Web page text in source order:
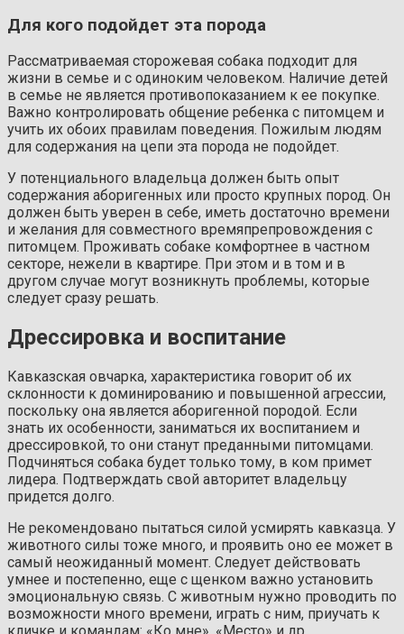
Для кого подойдет эта порода
Рассматриваемая сторожевая собака подходит для
жизни в семье и с одиноким человеком. Наличие детей
в семье не является противопоказанием к ее покупке.
Важно контролировать общение ребенка с питомцем и
учить их обоих правилам поведения. Пожилым людям
для содержания на цепи эта порода не подойдет.
У потенциального владельца должен быть опыт
содержания аборигенных или просто крупных пород. Он
должен быть уверен в себе, иметь достаточно времени
и желания для совместного времяпрепровождения с
питомцем. Проживать собаке комфортнее в частном
секторе, нежели в квартире. При этом и в том и в
другом случае могут возникнуть проблемы, которые
следует сразу решать.
Дрессировка и воспитание
Кавказская овчарка, характеристика говорит об их
склонности к доминированию и повышенной агрессии,
поскольку она является аборигенной породой. Если
знать их особенности, заниматься их воспитанием и
дрессировкой, то они станут преданными питомцами.
Подчиняться собака будет только тому, в ком примет
лидера. Подтверждать свой авторитет владельцу
придется долго.
Не рекомендовано пытаться силой усмирять кавказца. У
животного силы тоже много, и проявить оно ее может в
самый неожиданный момент. Следует действовать
умнее и постепенно, еще с щенком важно установить
эмоциональную связь. С животным нужно проводить по
возможности много времени, играть с ним, приучать к